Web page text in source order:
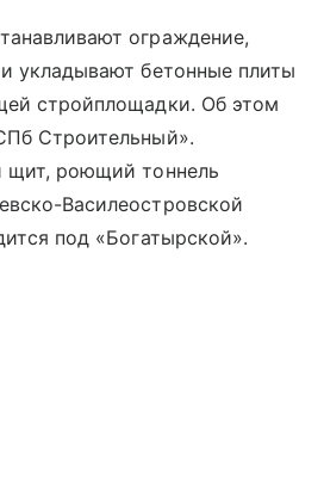
ограждение,
укладывают бетонные плиты
стройплощадки. Об этом
Строительный».
щит, роющий тоннель
Василеостровской
под «Богатырской».